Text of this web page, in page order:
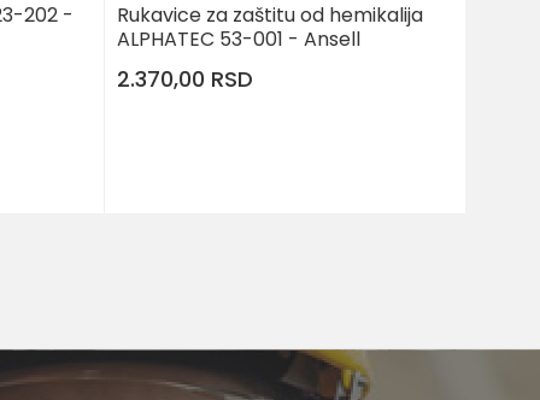
202 -
Rukavice za zaštitu od hemikalija
ALPHATEC 53-001 - Ansell
2.370,00 RSD